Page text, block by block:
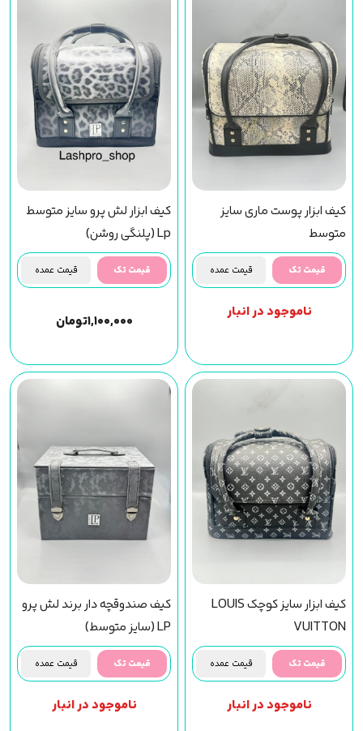
کیف ابزار پوست ماری سایز
متوسط
قیمت تک قیمت عمده
ناموجود در انبار
کیف ابزار لش پرو سایز متوسط
Lp (پلنگی روشن)
قیمت تک قیمت عمده
۱,۱۰۰,۰۰۰تومان
کیف ابزار سایز کوچک LOUIS
VUITTON
قیمت تک قیمت عمده
ناموجود در انبار
کیف صندوقچه دار برند لش پرو
LP (سایز متوسط)
قیمت تک قیمت عمده
ناموجود در انبار